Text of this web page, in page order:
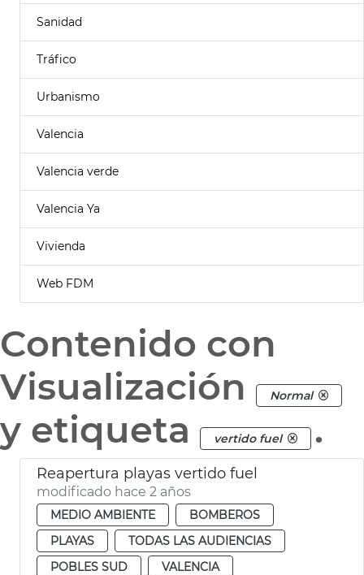
Sanidad
Tráfico
Urbanismo
Valencia
Valencia verde
Valencia Ya
Vivienda
Web FDM
Contenido con
Visualización
Normal
y etiqueta vertido fuel .
Reapertura playas vertido fuel
modificado hace 2 años
MEDIO AMBIENTE
BOMBEROS
PLAYAS
TODAS LAS AUDIENCIAS
POBLES SUD
VALENCIA